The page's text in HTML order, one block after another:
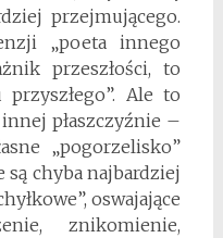
przejmującego.
„poeta innego
przeszłości, to
Ale to
płaszczyźnie –
„pogorzelisko”
są chyba najbardziej
oswajające
znikomienie,